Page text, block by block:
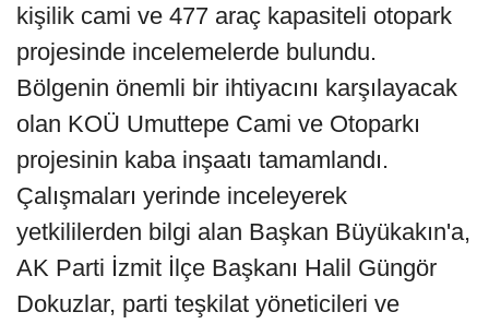
kişilik cami ve 477 araç kapasiteli otopark
projesinde incelemelerde bulundu.
Bölgenin önemli bir ihtiyacını karşılayacak
olan KOÜ Umuttepe Cami ve Otoparkı
projesinin kaba inşaatı tamamlandı.
Çalışmaları yerinde inceleyerek
yetkililerden bilgi alan Başkan Büyükakın'a,
AK Parti İzmit İlçe Başkanı Halil Güngör
Dokuzlar, parti teşkilat yöneticileri ve